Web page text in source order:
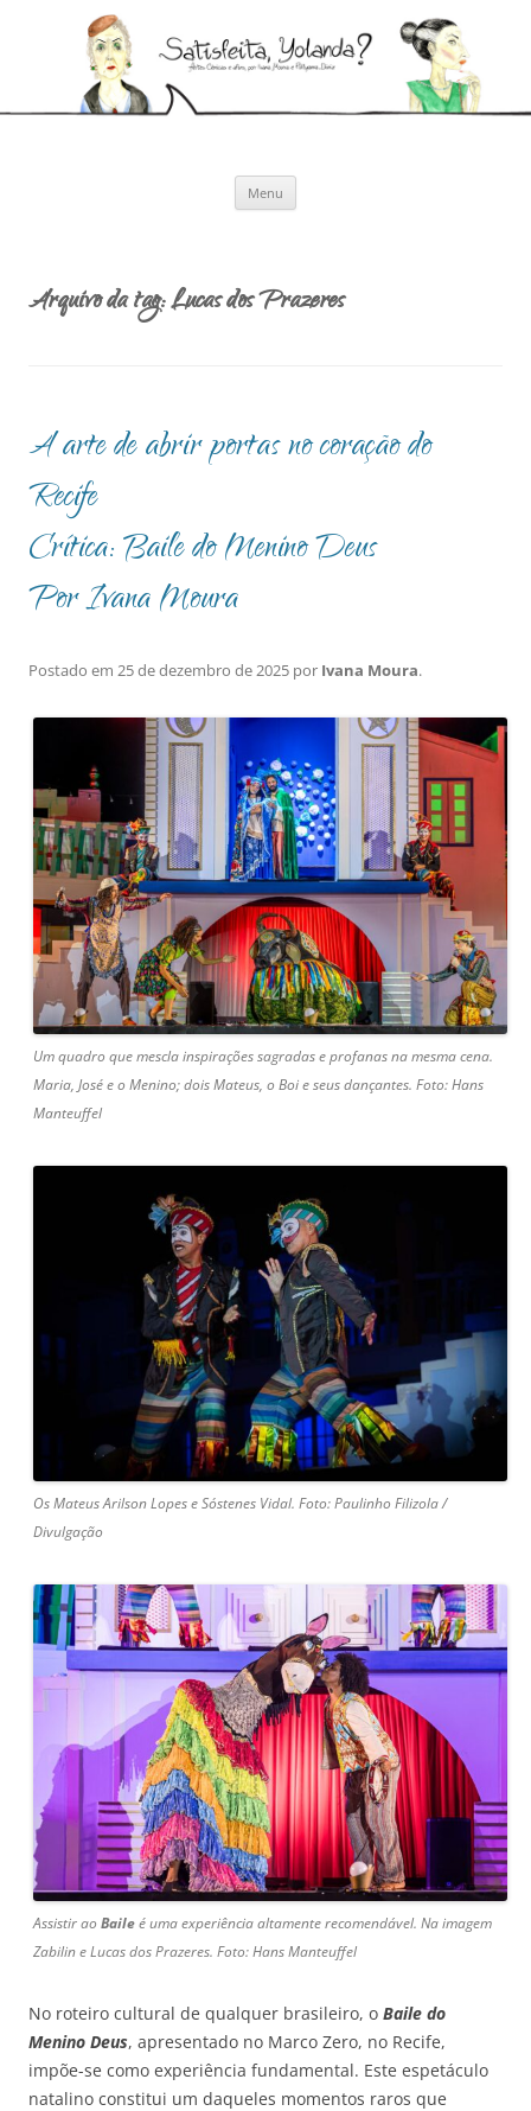
Menu
Arquivo da tag:Lucas dos Prazeres
A arte de abrir portas no coração do
Recife
Crítica: Baile do Menino Deus
Por Ivana Moura
Postado em 25 de dezembro de 2025 por Ivana Moura.
Um quadro que mescla inspirações sagradas e profanas na mesma cena.
Maria, José e o Menino; dois Mateus, o Boi e seus dançantes. Foto: Hans
Manteuffel
Os Mateus Arilson Lopes e Sóstenes Vidal. Foto: Paulinho Filizola /
Divulgação
Assistir ao Baileé uma experiência altamente recomendável. Na imagem
Zabilin e Lucas dos Prazeres. Foto: Hans Manteuffel
No roteiro cultural de qualquer brasileiro, o Baile do
Menino Deus, apresentado no Marco Zero, no Recife,
impõe-se como experiência fundamental. Este espetáculo
natalino constitui um daqueles momentos raros que